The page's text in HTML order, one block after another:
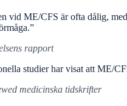
vid ME/CFS är ofta dålig,
rapport
studier har visat att ME/
medicinska tidskrifter